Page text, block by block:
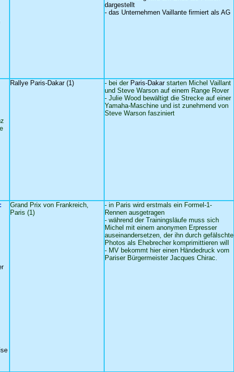
dargestellt
- das Unternehmen Vaillante firmiert als AG
Rallye Paris-Dakar (1) - bei der Paris-Dakar starten Michel Vaillant
und Steve Warson auf einem Range Rover
- Julie Wood bewältigt die Strecke auf einer
Yamaha-Maschine und ist zunehmend von
Steve Warson fasziniert
Grand Prix von Frankreich,
Paris (1)
- in Paris wird erstmals ein Formel-1-
Rennen ausgetragen
- während der Trainingsläufe muss sich
Michel mit einem anonymen Erpresser
auseinandersetzen, der ihn durch gefälschte
Photos als Ehebrecher komprimittieren will
- MV bekommt hier einen Händedruck vom
Pariser Bürgermeister Jacques Chirac.